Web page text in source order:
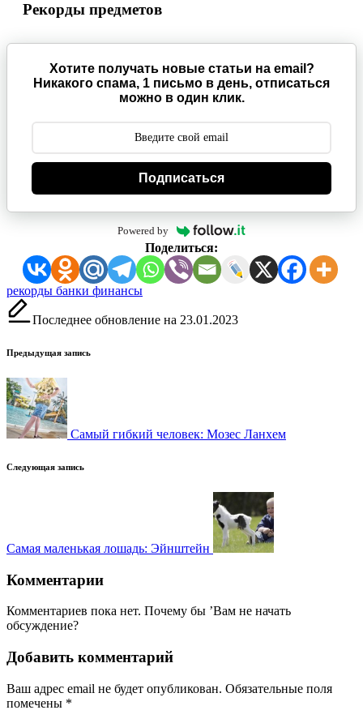
Рекорды предметов
Хотите получать новые статьи на email?
Никакого спама, 1 письмо в день, отписаться
можно в один клик.
Подписаться
Powered by
Поделиться:
Метки:
рекорды банки финансы
Последнее обновление на 23.01.2023
Навигация
записи
Предыдущая запись
Самый гибкий человек: Мозес Ланхем
Следующая запись
Самая маленькая лошадь: Эйнштейн
Комментарии
Комментариев пока нет. Почему бы ’Вам не начать
обсуждение?
Добавить комментарий
Ваш адрес email не будет опубликован. Обязательные поля
помечены *